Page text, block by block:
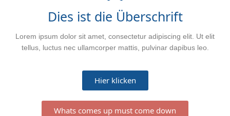
Dies ist die Überschrift
Lorem ipsum dolor sit amet, consectetur adipiscing elit. Ut elit
tellus, luctus nec ullamcorper mattis, pulvinar dapibus leo.
Hier klicken
Whats comes up must come down